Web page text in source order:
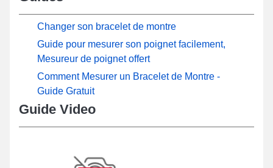
Changer son bracelet de montre
Guide pour mesurer son poignet facilement,
Mesureur de poignet offert
Comment Mesurer un Bracelet de Montre -
Guide Gratuit
Guide Video